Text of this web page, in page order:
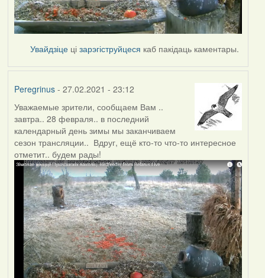
Увайдзіце цізарэгіструйцеся каб пакідаць каментары.
Peregrinus- 27.02.2021 - 23:12
Уважаемые зрители, сообщаем Вам ..
завтра.. 28 февраля.. в последний
календарный день зимы мы заканчиваем
сезон трансляции.. Вдруг, ещё кто-то что-то интересное
отметит.. будем рады!